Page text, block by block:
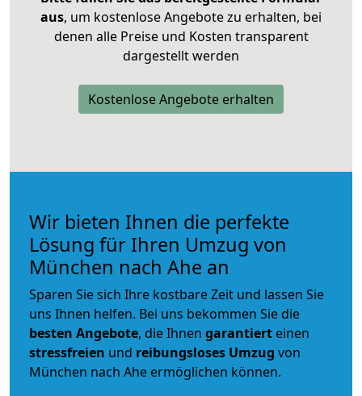
aus, um kostenlose Angebote zu erhalten, bei
denen alle Preise und Kosten transparent
dargestellt werden
Kostenlose Angebote erhalten
Wir bieten Ihnen die perfekte
Lösung für Ihren Umzug von
München nach Ahe an
Sparen Sie sich Ihre kostbare Zeit und lassen Sie
uns Ihnen helfen. Bei uns bekommen Sie die
besten Angebote, die Ihnen garantiert einen
stressfreien und reibungsloses Umzug von
München nach Ahe ermöglichen können.